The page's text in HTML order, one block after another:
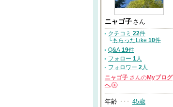
ニャゴ子 さん
クチコミ 22件
└もらったLike 10件
Q&A 19件
フォロー 1人
フォロワー 2人
ニャゴ子 さんのMyブログ
へ
→
年齢 ･･･ 45歳